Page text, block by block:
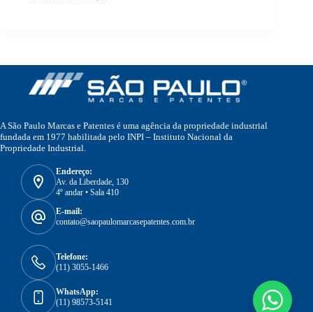
A São Paulo Marcas e Patentes é uma agência da propriedade industrial
fundada em 1977 habilitada pelo INPI – Instituto Nacional da
Propriedade Industrial.
Endereço:
Av. da Liberdade, 130
4º andar • Sala 410
E-mail:
contato@saopaulomarcasepatentes.com.br
Telefone:
(11) 3055-1466
WhatsApp:
(11) 98573-5141